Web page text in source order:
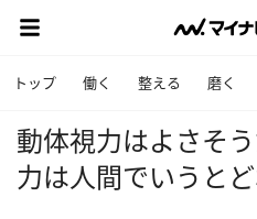
トップ 働く 整える 磨く
動体視力はよさそ
力は人間でいうと